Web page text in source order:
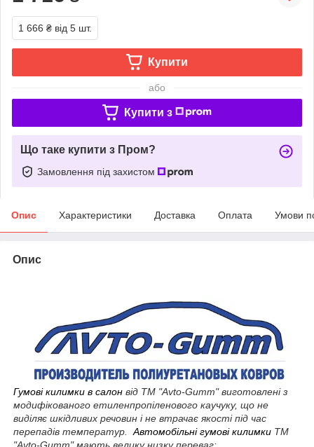
1 666 ₴ від 5 шт.
Купити
або
Купити з
Що таке купити з Пром?
Замовлення під захистом
Опис Характеристики Доставка Оплата Умови
Опис
Гумові килимки в салон від ТМ "Avto-Gumm" виготовлені з
модифікованого етиленпропіленового каучуку, що не
виділяє шкідливих речовин і не втрачає якості під час
перепадів температур. Автомобільні гумові килимки ТМ